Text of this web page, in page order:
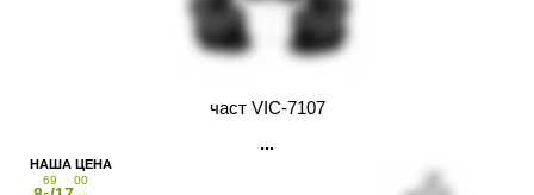
част VIC-7107
69
00